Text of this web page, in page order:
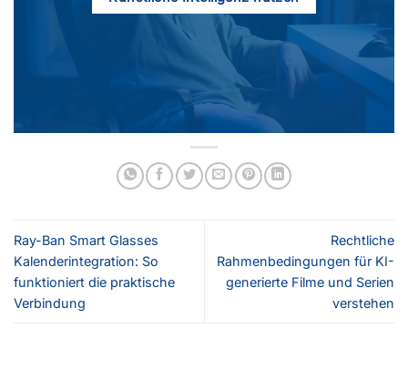
Ray-Ban Smart Glasses
Kalenderintegration: So
funktioniert die praktische
Verbindung
Rechtliche
Rahmenbedingungen für KI-
generierte Filme und Serien
verstehen